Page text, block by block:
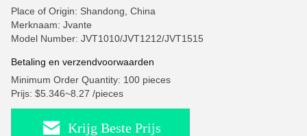
Place of Origin: Shandong, China
Merknaam: Jvante
Model Number: JVT1010/JVT1212/JVT1515
Betaling en verzendvoorwaarden
Minimum Order Quantity: 100 pieces
Prijs: $5.346~8.27 /pieces
Krijg Beste Prijs